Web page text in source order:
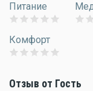
Питание
Комфорт
Отзыв от Гость